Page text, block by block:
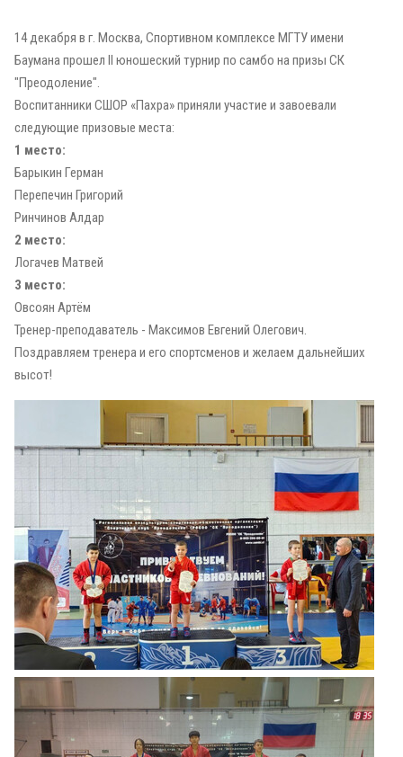
14 декабря в г. Москва, Спортивном комплексе МГТУ имени
Баумана прошел II юношеский турнир по самбо на призы СК
"Преодоление".
Воспитанники СШОР «Пахра» приняли участие и завоевали
следующие призовые места:
1 место:
Барыкин Герман
Перепечин Григорий
Ринчинов Алдар
2 место:
Логачев Матвей
3 место:
Овсоян Артём
Тренер-преподаватель - Максимов Евгений Олегович.
Поздравляем тренера и его спортсменов и желаем дальнейших
высот!